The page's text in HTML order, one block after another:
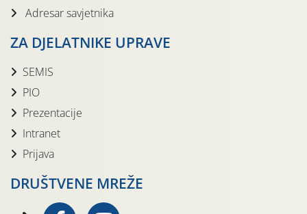
Adresar savjetnika
ZA DJELATNIKE UPRAVE
SEMIS
PIO
Prezentacije
Intranet
Prijava
DRUŠTVENE MREŽE